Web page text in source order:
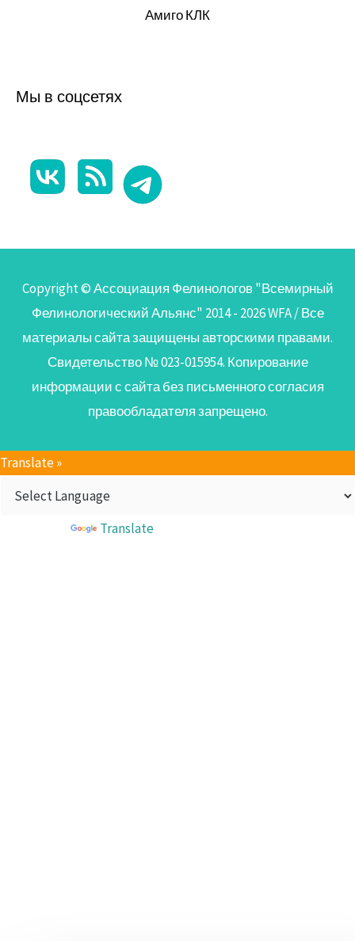
Амиго КЛК
Мы в соцсетях
Copyright © Ассоциация Фелинологов "Всемирный
Фелинологический Альянс" 2014 - 2026WFA/ Все
материалы сайта защищены авторскими правами.
Свидетельство № 023-015954. Копирование
информации с сайта без письменного согласия
правообладателя запрещено.
Translate »
Translate